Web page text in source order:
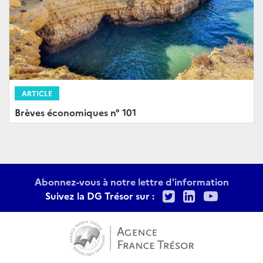
ARTICLE
Brèves économiques n° 101
Abonnez-vous à notre lettre d'information
Suivez la DG Trésor sur :
TwitterLinkedIn